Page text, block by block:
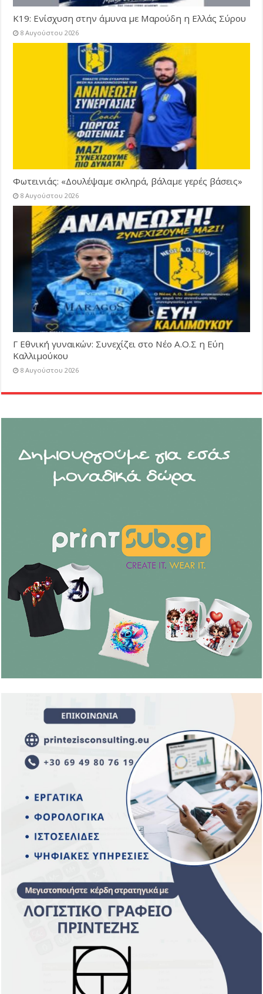
Κ19: Ενίσχυση στην άμυνα με Μαρούδη η Ελλάς Σύρου
8 Αυγούστου 2026
Φωτεινιάς: «Δουλέψαμε σκληρά, βάλαμε γερές βάσεις»
8 Αυγούστου 2026
Γ Εθνική γυναικών: Συνεχίζει στο Νέο Α.Ο.Σ η Εύη
Καλλιμούκου
8 Αυγούστου 2026